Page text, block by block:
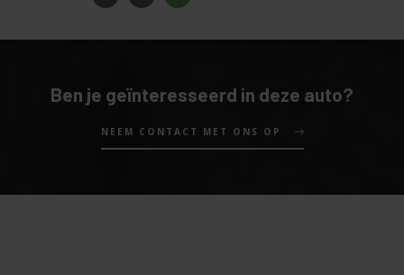
Ben je geïnteresseerd in deze auto?
NEEM CONTACT MET ONS OP